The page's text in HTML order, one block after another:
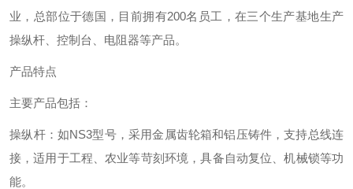
业，总部位于德国，目前拥有200名员工，在三个生产基地生产
操纵杆、控制台、电阻器等产品。 ‌
产品特点
主要产品包括：
‌操纵杆‌：如NS3型号，采用金属齿轮箱和铝压铸件，支持总线连
接，适用于工程、农业等苛刻环境，具备自动复位、机械锁等功
能。 ‌